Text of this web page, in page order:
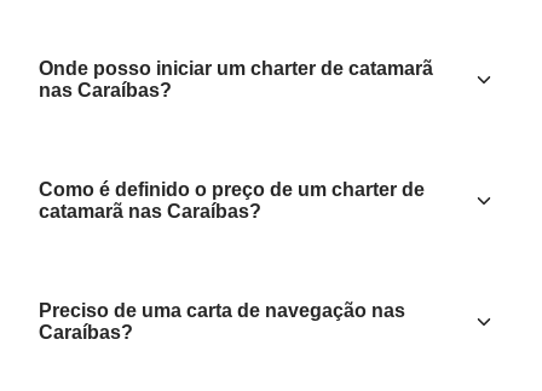
Onde posso iniciar um charter de catamarã
nas Caraíbas?
Como é definido o preço de um charter de
catamarã nas Caraíbas?
Preciso de uma carta de navegação nas
Caraíbas?